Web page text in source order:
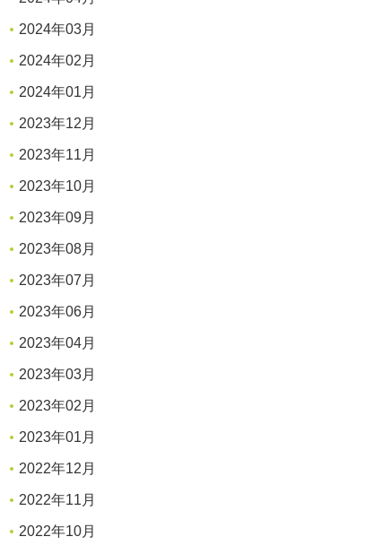
2024年03月
2024年02月
2024年01月
2023年12月
2023年11月
2023年10月
2023年09月
2023年08月
2023年07月
2023年06月
2023年04月
2023年03月
2023年02月
2023年01月
2022年12月
2022年11月
2022年10月